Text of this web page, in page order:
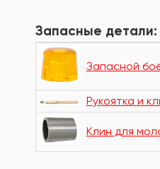
Запасные детали:
Запасной
Рукоятка и
Клин для